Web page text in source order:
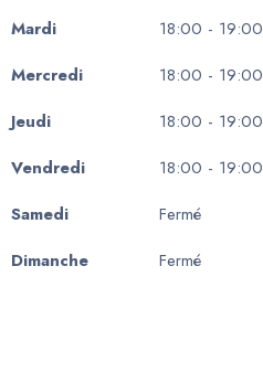
Mardi
18:00 - 19:00
Mercredi
18:00 - 19:00
Jeudi
18:00 - 19:00
Vendredi
18:00 - 19:00
Samedi
Fermé
Dimanche
Fermé